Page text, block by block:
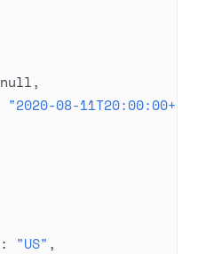
null,
"2020-08-
: "US" ,